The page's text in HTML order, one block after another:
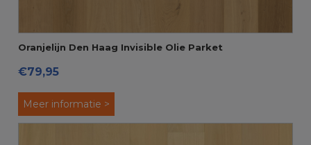
Oranjelijn Den Haag Invisible Olie Parket
€79,95
Meer informatie >